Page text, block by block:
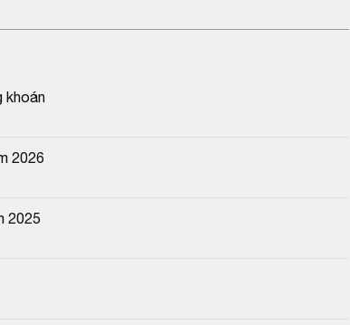
khoán
2026
2025